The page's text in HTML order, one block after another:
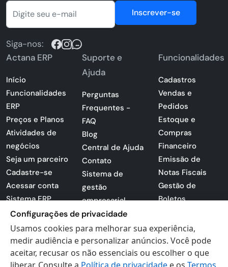
Inscrever-se
Siga-nos:
Actana ERP
Início
Funcionalidades
ERP
Preços e Planos
Atividades de
negócios
Seja um parceiro
Cadastre-se
Acessar conta
Sistema ERP
Apresentação
PDF
Loja -
Certificados
Suporte e
Ajuda
Perguntas
Frequentes -
FAQ
Blog
Central de Ajuda
Contato
Sistema de
gestão
empresarial
Sistema para
lojas
Preferências de
cookies
Funcionalidades
Cadastros
Vendas e
Pedidos
Estoque e
Compras
Financeiro
Emissão de
Notas Fiscais
Gestão de
Boletos
Configurações de privacidade
Usamos cookies para melhorar sua experiência,
medir audiência e personalizar anúncios. Você pode
aceitar, recusar os não essenciais ou escolher o que